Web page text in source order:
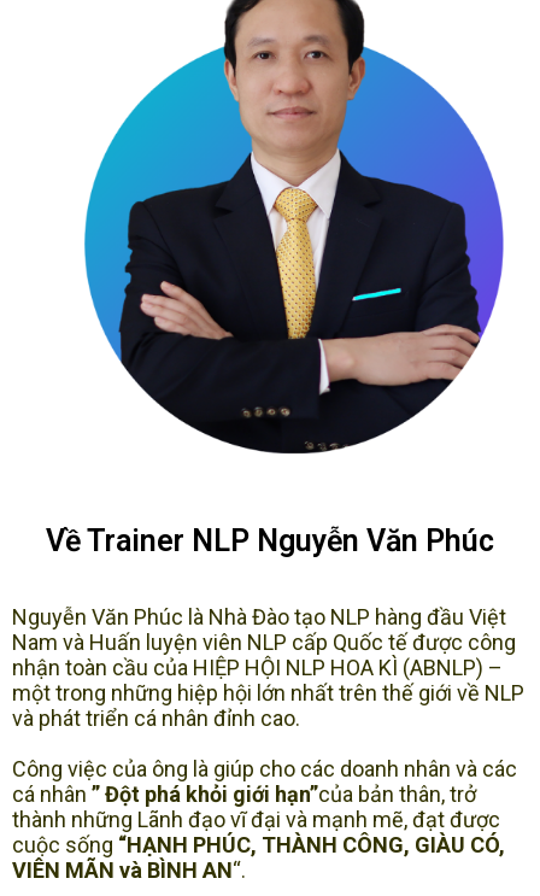
Về Trainer NLP Nguyễn Văn Phúc
Nguyễn Văn Phúc là Nhà Đào tạo NLP hàng đầu Việt
Nam và Huấn luyện viên NLP cấp Quốc tế được công
nhận toàn cầu của HIỆP HỘI NLP HOA KÌ (ABNLP) –
một trong những hiệp hội lớn nhất trên thế giới về NLP
và phát triển cá nhân đỉnh cao.
Công việc của ông là giúp cho các doanh nhân và các
cá nhân ” Đột phá khỏi giới hạn”của bản thân, trở
thành những Lãnh đạo vĩ đại và mạnh mẽ, đạt được
cuộc sống “HẠNH PHÚC, THÀNH CÔNG, GIÀU CÓ,
VIÊN MÃN và BÌNH AN“.